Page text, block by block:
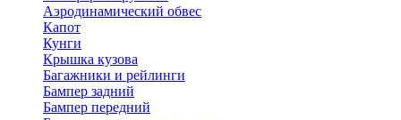
Аэродинамический обвес
Капот
Кунги
Крышка кузова
Багажники и рейлинги
Бампер задний
Бампер передний